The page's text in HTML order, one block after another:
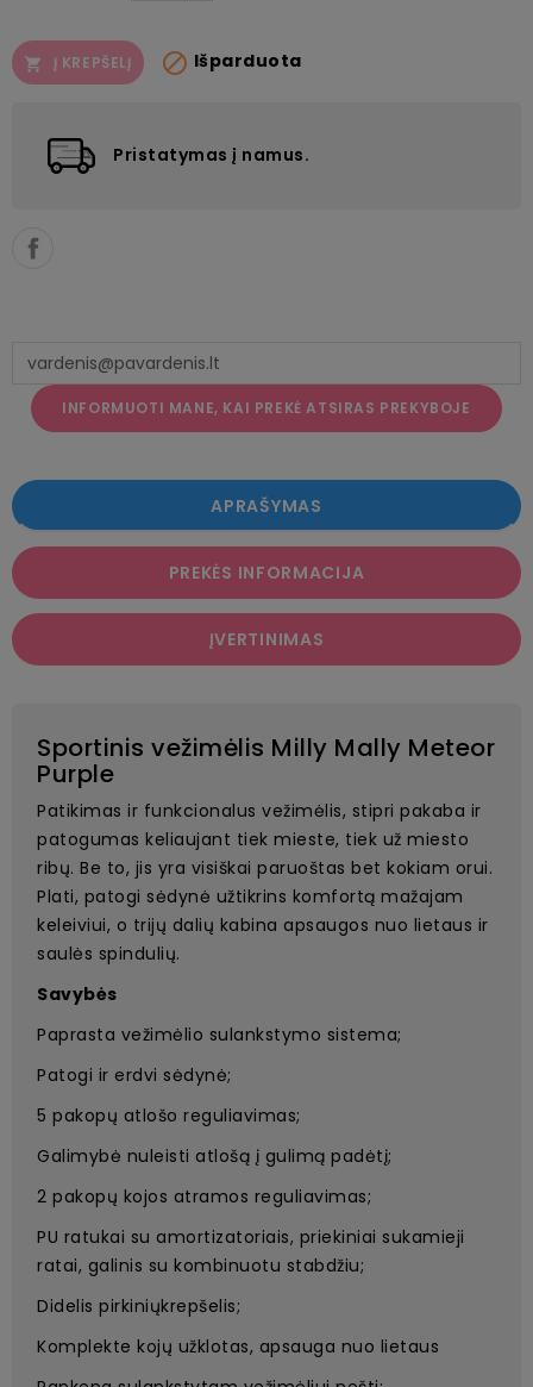
 Į KREPŠELĮ  Išparduota
INFORMUOTI MANE, KAI PREKĖ ATSIRAS PREKYBOJE
Pristatymas į namus.
APRAŠYMAS
PREKĖS INFORMACIJA
ĮVERTINIMAS
Sportinis vežimėlis Milly Mally Meteor
Purple
Patikimas ir funkcionalus vežimėlis, stipri pakaba ir
patogumas keliaujant tiek mieste, tiek už miesto
ribų. Be to, jis yra visiškai paruoštas bet kokiam orui.
Plati, patogi sėdynė užtikrins komfortą mažajam
keleiviui, o trijų dalių kabina apsaugos nuo lietaus ir
saulės spindulių.
Savybės
Paprasta vežimėlio sulankstymo sistema;
Patogi ir erdvi sėdynė;
5 pakopų atlošo reguliavimas;
Galimybė nuleisti atlošą į gulimą padėtį;
2 pakopų kojos atramos reguliavimas;
PU ratukai su amortizatoriais, priekiniai sukamieji
ratai, galinis su kombinuotu stabdžiu;
Didelis pirkiniųkrepšelis;
Komplekte kojų užklotas, apsauga nuo lietaus